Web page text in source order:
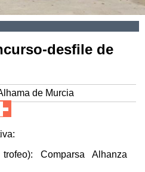
desfile de
de Murcia
Comparsa Alhanza